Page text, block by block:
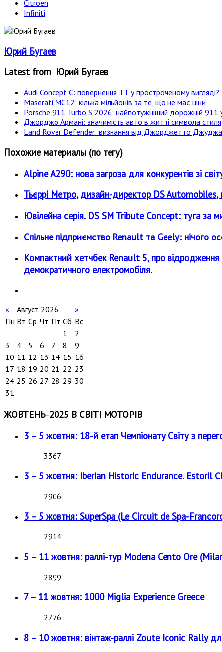
Citroen
Infiniti
Юрий Бугаев
Latest from Юрий Бугаев
Audi Concept C: повернення ТТ у простроченому вигляді?
Maserati MC12: кілька мільйонів за те, що не має ціни
Porsche 911 Turbo S 2026: найпотужніший дорожній 911
Джорджо Армані: значимість авто в житті символа стиля
Land Rover Defender: визнання від Джорджетто
Похожие материалы (по тегу)
Alpine A290: нова загроза для конкурентів зі
Тьєррі Метро, дизайн-директор DS
Ювілейна серія. DS SM Tribute Concept: туга за
Спільне підприємство Renault та Geely: нічого
Компактний хетчбек Renault 5, про
демократичного електромобіля.
« Август 2026
»
Пн Вт Ср Чт Пт Сб Вс
1
2
3
4 5 6 7 8
9
10 11 12 13 14 15 16
17 18 19 20 21 22 23
24 25 26 27 28 29 30
31
ЖОВТЕНЬ-2025 В СВІТІ МОТОРІВ
3 – 5 жовтня: 18-й етап Чемпіонату Світу з
3367
3 – 5 жовтня: Iberian Historic Endurance. Estoril
2906
3 – 5 жовтня: SuperSpa (Le Circuit de Spa-
2914
5 – 11 жовтня: раллі-тур Modena Cento Ore
2899
7 – 11 жовтня: 1000 Miglia Experience Greece
2776
8 – 10 жовтня: вінтаж-раллі Zoute Iconic Rally